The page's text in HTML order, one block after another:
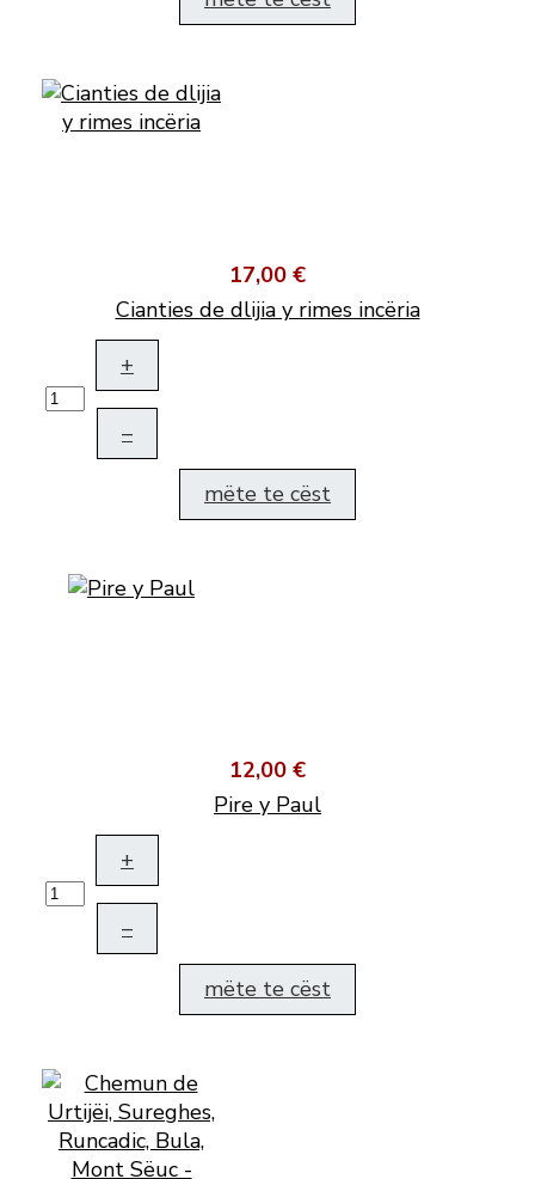
17,00 €
Cianties de dlijia y rimes incëria
+
–
mëte te cëst
12,00 €
Pire y Paul
+
–
mëte te cëst